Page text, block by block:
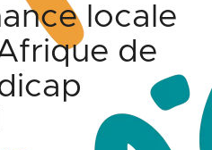
locale
de